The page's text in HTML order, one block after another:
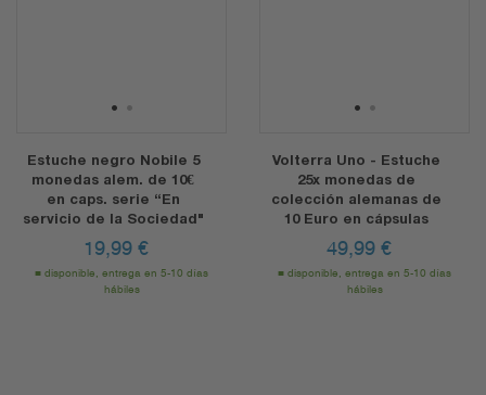
1 2
Estuche negro Nobile 5
monedas alem. de 10€
en caps. serie “En
servicio de la Sociedad"
19,99 €
disponible, entrega en 5-10 días
hábiles
1 2
Volterra Uno - Estuche
25x monedas de
colección alemanas de
10 Euro en cápsulas
49,99 €
disponible, entrega en 5-10 días
hábiles